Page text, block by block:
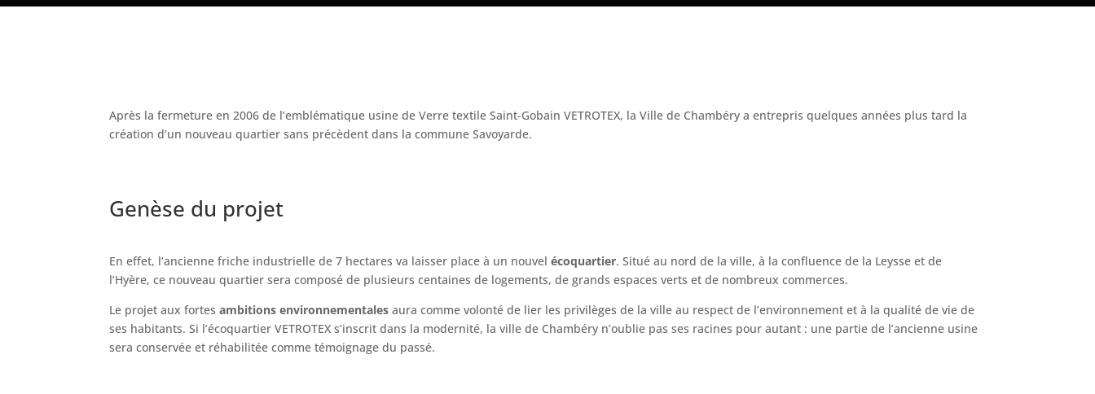
Après la fermeture en 2006 de l’emblématique usine de Verre textile Saint-Gobain VETROTEX, la Ville de Chambéry a entrepris quelques années plus tard la
création d’un nouveau quartier sans précèdent dans la commune Savoyarde.
Genèse du projet
En effet, l’ancienne friche industrielle de 7 hectares va laisser place à un nouvelécoquartier. Situé au nord de la ville, à la confluence de la Leysse et de
l’Hyère, ce nouveau quartier sera composé de plusieurs centaines de logements, de grands espaces verts et de nombreux commerces.
Le projet aux fortesambitions environnementales aura comme volonté de lier les privilèges de la ville au respect de l’environnement et à la qualité de vie de
ses habitants. Si l’écoquartier VETROTEX s’inscrit dans la modernité, la ville de Chambéry n’oublie pas ses racines pour autant : une partie de l’ancienne usine
sera conservée et réhabilitée comme témoignage du passé.